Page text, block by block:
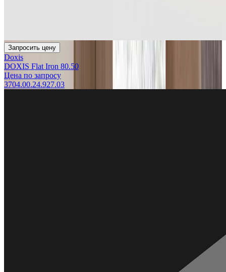
Запросить цену
Doxis
DOXIS Flat Iron 80.50
Цена по запросу
3704.00.24.927.03